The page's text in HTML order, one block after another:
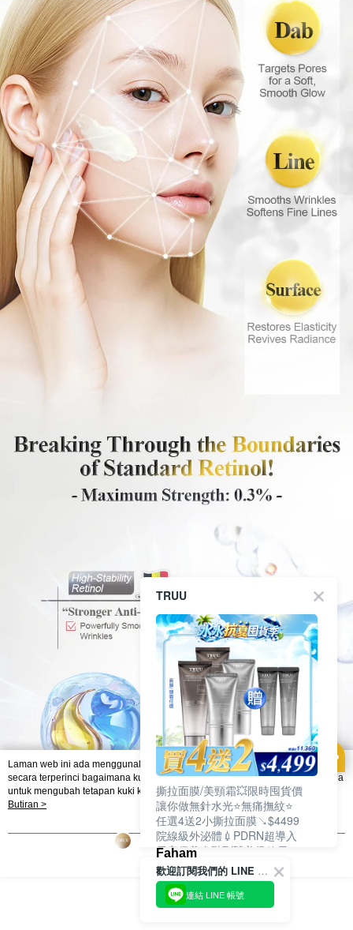
Laman web ini ada menggunakan kuki. Sekiranya anda ingin mengetahui
secara terperinci bagaimana kuki digunakan di laman web ini, dan bagaimana
untuk mengubah tetapan kuki komputer anda. Jika anda tidak mahu
menggunakan kuki di komputer anda, sila rujuk penerangan mengenai kuki.
Laman web ini ada menggunakan kuki. Sekiranya anda ingin
mengetahui secara terperinci bagaimana kuki digunakan di laman web ini,
dan bagaimana untuk mengubah tetapan kuki komputer anda. Jika anda tidak
mahu menggunakan kuki di komputer anda, sila rujuk penerangan mengenai
Butiran >
Faham
TRUU
撕拉面膜/美頸霜💥限時囤貨價
讓你做無針水光⭐無痛撫紋⭐
任選4送2小撕拉面膜↘$4499
院線級外泌體💉PDRN超導入
居家保養進階到醫美級效果❗
歡迎訂閱我們的 LINE 官方帳號
連結 LINE 帳號